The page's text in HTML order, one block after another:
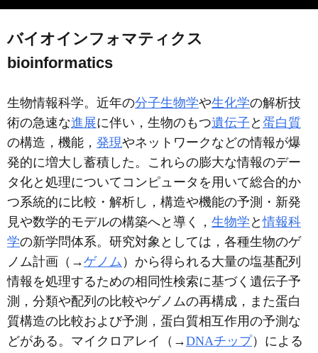
バイオインフォマティクス
bioinformatics
生物情報科学。近年の分子生物学や生化学の解析技
術の急速な進展に伴い，生物のもつ遺伝子 と 蛋白質
の構造，機能， 発現やネットワークなどの情報が爆
発的に増大し蓄積した。これらの膨大な情報のデー
タ化と処理についてコンピュータを用いて総合的か
つ系統的に比較・解析し，構造や機能の予測・新発
見や数学的モデルの構築へと導く， 生物学 と情報科
学の新学問体系。研究対象としては，各種生物のゲ
ノム計画（→ゲノム ）から得られる大量の塩基配列
情報を処理するための相同性検索に基づく遺伝子予
測，分類や配列の比較やゲノムの再構成，また蛋白
質構造の比較および予測，蛋白質相互作用の予測な
どがある。マイクロアレイ（→DNAチップ）による